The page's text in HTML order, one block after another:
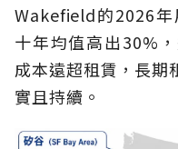
Wakefield的2026
十年均值高出30%
成本遠超租賃，長期
實且持續。